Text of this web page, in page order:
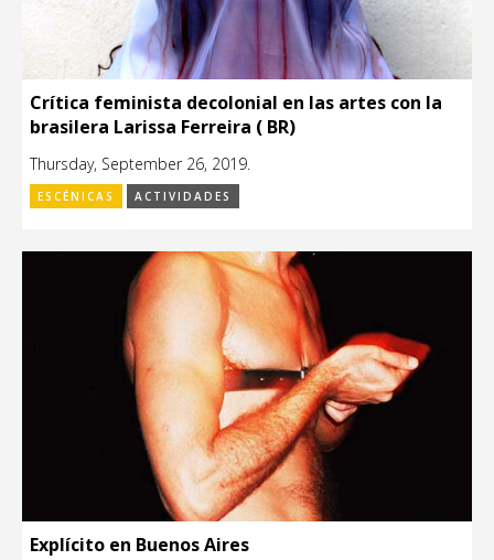
Crítica feminista decolonial en las artes con la
brasilera Larissa Ferreira ( BR)
Thursday, September 26, 2019.
ESCÉNICAS ACTIVIDADES
Explícito en Buenos Aires